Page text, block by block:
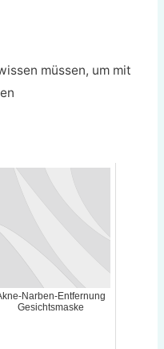
müssen, um mit
Narben-Entfernung
Gesichtsmaske